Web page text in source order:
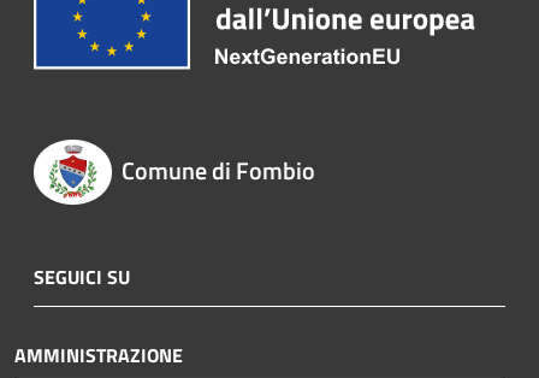
Comune di Fombio
SEGUICI SU
AMMINISTRAZIONE